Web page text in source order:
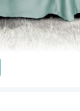
052.